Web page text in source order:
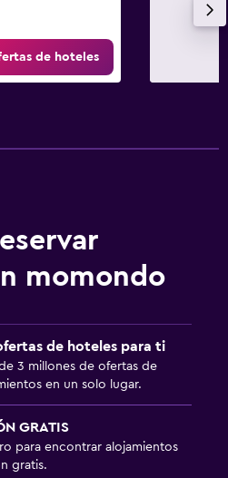
de hoteles
momondo
de hoteles para ti
3 millones de ofertas de
en un solo lugar.
GRATIS
para encontrar alojamientos
gratis.